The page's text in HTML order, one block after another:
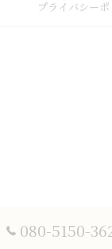
080-5150-
プライバシー
© 2026 愛知のよもぎ